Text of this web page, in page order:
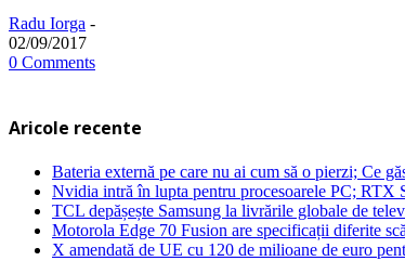
Radu Iorga -
02/09/2017
0 Comments
Aricole recente
Bateria externă pe care nu ai cum să o pierzi; Ce
Nvidia intră în lupta pentru procesoarele PC;
TCL depășește Samsung la livrările globale de
Motorola Edge 70 Fusion are specificații diferite
X amendată de UE cu 120 de milioane de euro